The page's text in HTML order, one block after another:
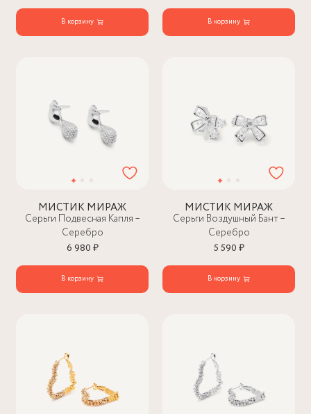
В корзину В корзину
МИСТИК МИРАЖ
Серьги Подвесная Капля –
Серебро
6 980 ₽
В корзину
МИСТИК МИРАЖ
Серьги Воздушный Бант –
Серебро
5 590 ₽
В корзину